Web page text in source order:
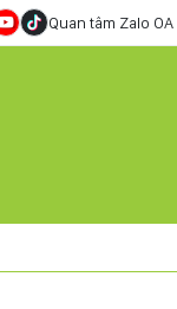
Quan tâm Zalo OA